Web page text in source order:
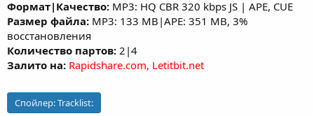
Формат|Качество: MP3: HQ CBR 320 kbps JS | APE, CUE
Размер файла: MP3: 133 MB|APE: 351 MB, 3%
восстановления
Количество партов: 2|4
Залито на: Rapidshare.com, Letitbit.net
Спойлер:Tracklist: